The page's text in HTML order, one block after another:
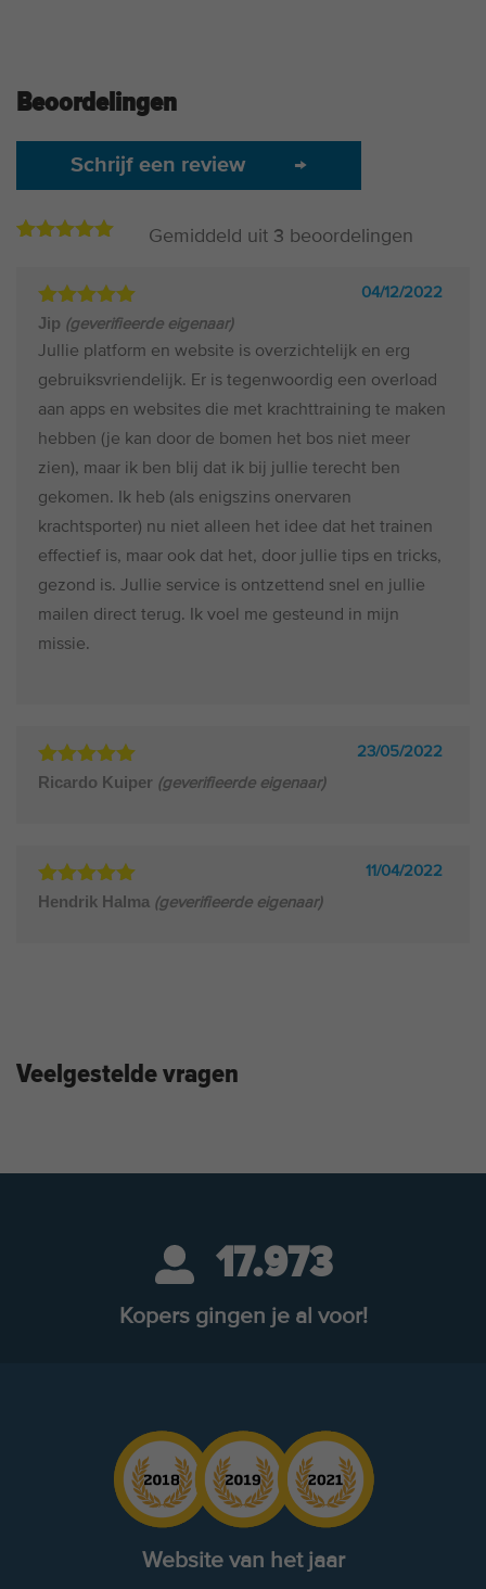
Beoordelingen
Schrijf een review →
van
Gemiddeld uit 3 beoordelingen
Gewaardeerd
Jip (geverifieerde eigenaar)
04/12/2022
Jullie platform en website is overzichtelijk en erg
gebruiksvriendelijk. Er is tegenwoordig een overload
aan apps en websites die met krachttraining te maken
hebben (je kan door de bomen het bos niet meer
zien), maar ik ben blij dat ik bij jullie terecht ben
gekomen. Ik heb (als enigszins onervaren
krachtsporter) nu niet alleen het idee dat het trainen
effectief is, maar ook dat het, door jullie tips en tricks,
gezond is. Jullie service is ontzettend snel en jullie
mailen direct terug. Ik voel me gesteund in mijn
missie.
Gewaardeerd
Ricardo Kuiper (geverifieerde eigenaar)
23/05/2022
Gewaardeerd
Hendrik Halma (geverifieerde eigenaar)
11/04/2022
Veelgestelde vragen
17.973
Kopers gingen je al voor!
Website van het jaar